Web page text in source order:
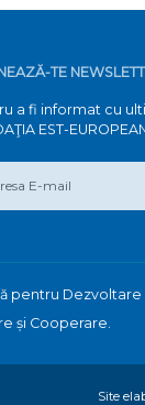
TE
a fi informat cu
EST-
pentru
și Cooperare.
Site